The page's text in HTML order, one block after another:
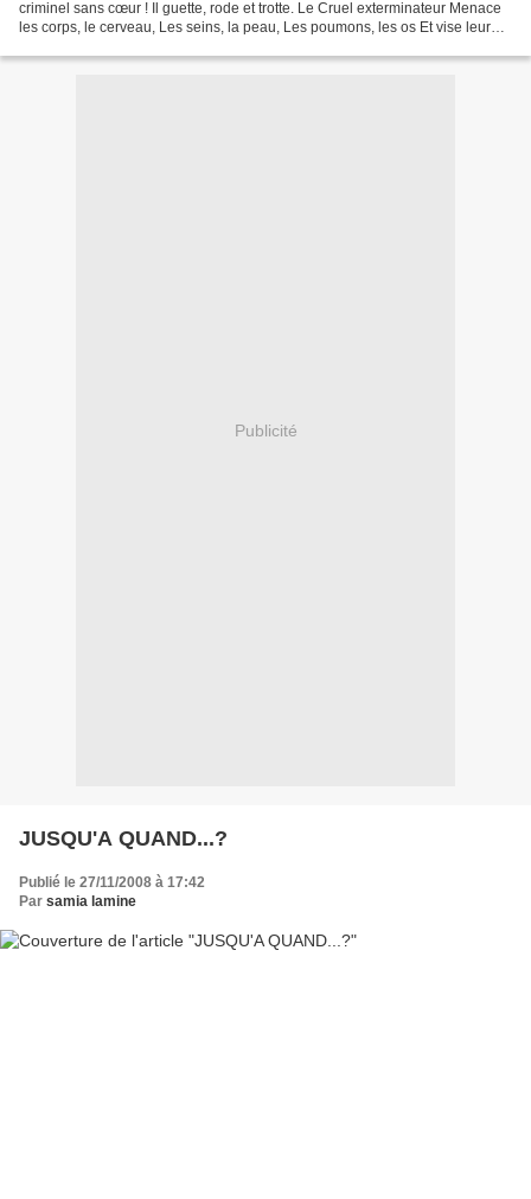
criminel sans cœur ! Il guette, rode et trotte. Le Cruel exterminateur Menace
les corps, le cerveau, Les seins, la peau, Les poumons, les os Et vise leur
Publicité
JUSQU'A QUAND...?
Publié le 27/11/2008 à 17:42
Par samia lamine